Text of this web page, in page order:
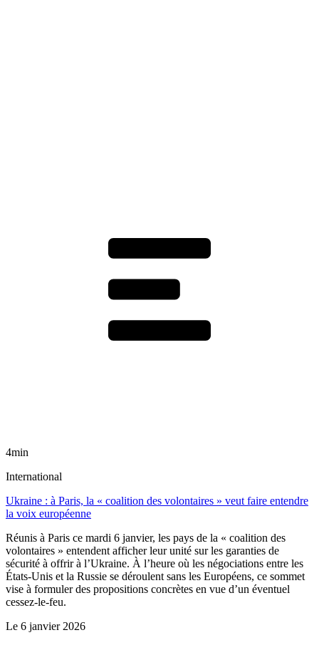
4min
International
Ukraine : à Paris, la « coalition des volontaires » veut faire entendre
la voix européenne
Réunis à Paris ce mardi 6 janvier, les pays de la « coalition des
volontaires » entendent afficher leur unité sur les garanties de
sécurité à offrir à l’Ukraine. À l’heure où les négociations entre les
États-Unis et la Russie se déroulent sans les Européens, ce sommet
vise à formuler des propositions concrètes en vue d’un éventuel
cessez-le-feu.
Le 6 janvier 2026